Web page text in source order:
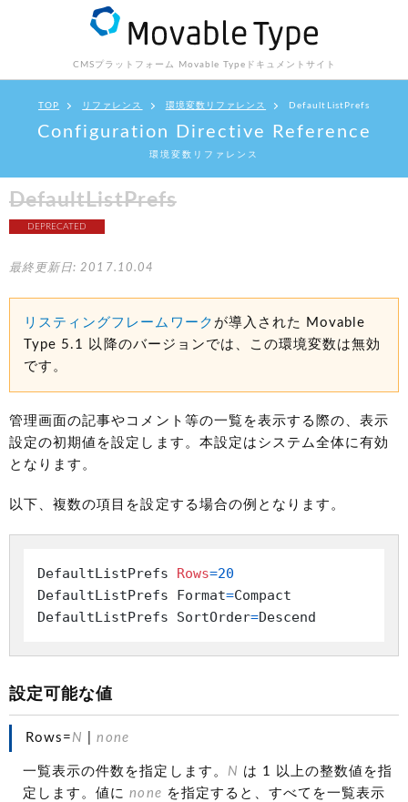
CMSプラットフォーム Movable Type ドキュメントサイト
TOP リファレンス 環境変数リファレンス DefaultListPrefs
Configuration Directive Reference
環境変数リファレンス
DefaultListPrefs
DEPRECATED
最終更新日: 2017.10.04
リスティングフレームワーク が導入された Movable
Type 5.1 以降のバージョンでは、この環境変数は無効
です。
管理画面の記事やコメント等の一覧を表示する際の、表示
設定の初期値を設定します。本設定はシステム全体に有効
となります。
以下、複数の項目を設定する場合の例となります。
DefaultListPrefs Rows=20
DefaultListPrefs Format=Compact
DefaultListPrefs SortOrder=Descend
設定可能な値
Rows= N |none
一覧表示の件数を指定します。 N は 1 以上の整数値を指
定します。値にnone を指定すると、すべてを一覧表示